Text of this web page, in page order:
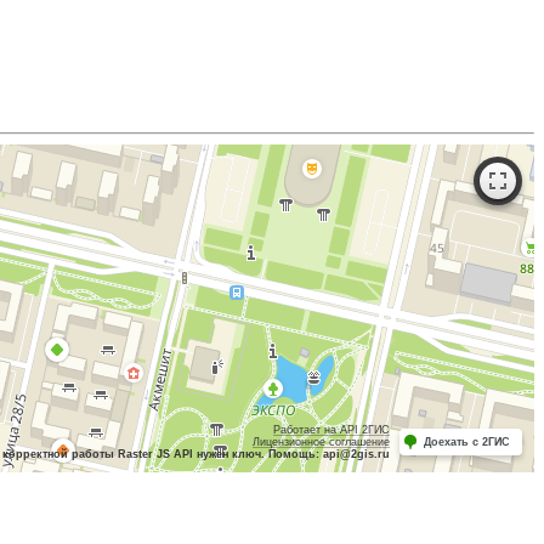
Работает на API 2ГИС
Лицензионное соглашение
корректной работы Raster JS API нужен ключ. Помощь: api@2gis.ru
Доехать с 2ГИС